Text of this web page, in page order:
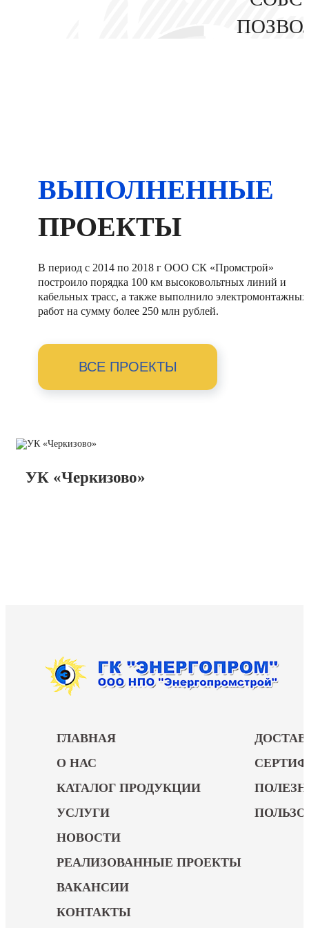
ВЫПОЛНЕННЫЕ
ПРОЕКТЫ
В период с 2014 по 2018 г ООО СК «Промстрой»
построило порядка 100 км высоковольтных линий и
кабельных трасс, а также выполнило электромонтажных
работ на сумму более 250 млн рублей.
ВСЕ ПРОЕКТЫ
УК «Черкизово»
ГЛАВНАЯ
О НАС
КАТАЛОГ ПРОДУКЦИИ
УСЛУГИ
НОВОСТИ
РЕАЛИЗОВАННЫЕ ПРОЕКТЫ
ВАКАНСИИ
КОНТАКТЫ